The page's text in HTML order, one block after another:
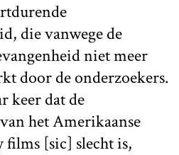
die vanwege de
niet meer
door de onderzoekers.
keer dat de
het Amerikaanse
films [sic] slecht is,